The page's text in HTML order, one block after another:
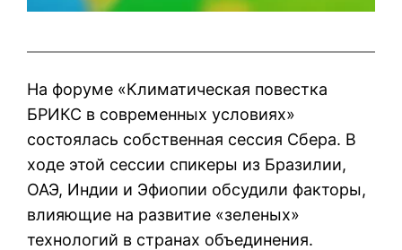
На форуме «Климатическая повестка
БРИКС в современных условиях»
состоялась собственная сессия Сбера. В
ходе этой сессии спикеры из Бразилии,
ОАЭ, Индии и Эфиопии обсудили факторы,
влияющие на развитие «зеленых»
технологий в странах объединения.